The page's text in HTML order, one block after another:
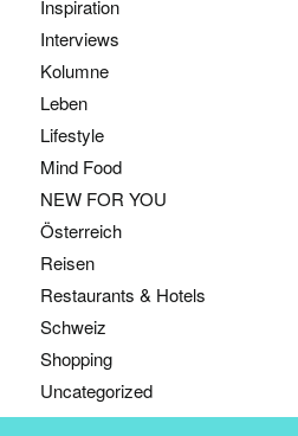
Inspiration
Interviews
Kolumne
Leben
Lifestyle
Mind Food
NEW FOR YOU
Österreich
Reisen
Restaurants & Hotels
Schweiz
Shopping
Uncategorized